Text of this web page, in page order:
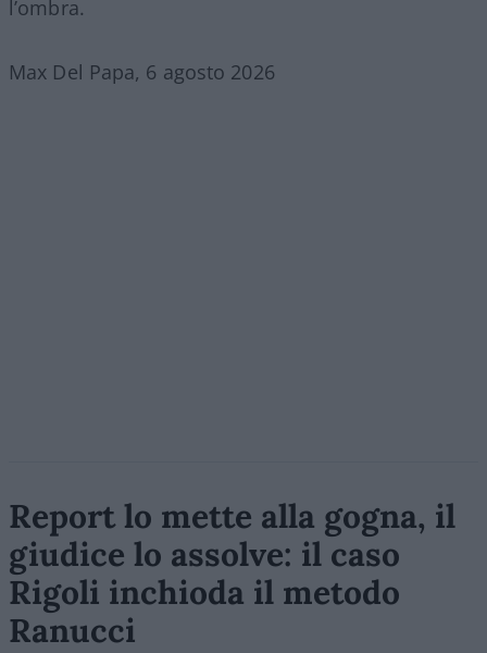
l’ombra.
Max Del Papa, 6 agosto 2026
Report lo mette alla gogna, il
giudice lo assolve: il caso
Rigoli inchioda il metodo
Ranucci